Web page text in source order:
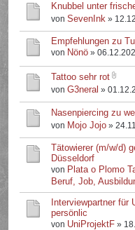
Knubbel unter
vonSevenInk »
Empfehlungen zu
von Nönö »
Tattoo sehr rot
vonG3neral »
Nasenpiercing zu
von Mojo Jojo »
Tätowierer (m/w/d)
Düsseldorf
von Plata o Plomo
Beruf, Job,
Interviewpartner für
persönlic
von UniProjektF »